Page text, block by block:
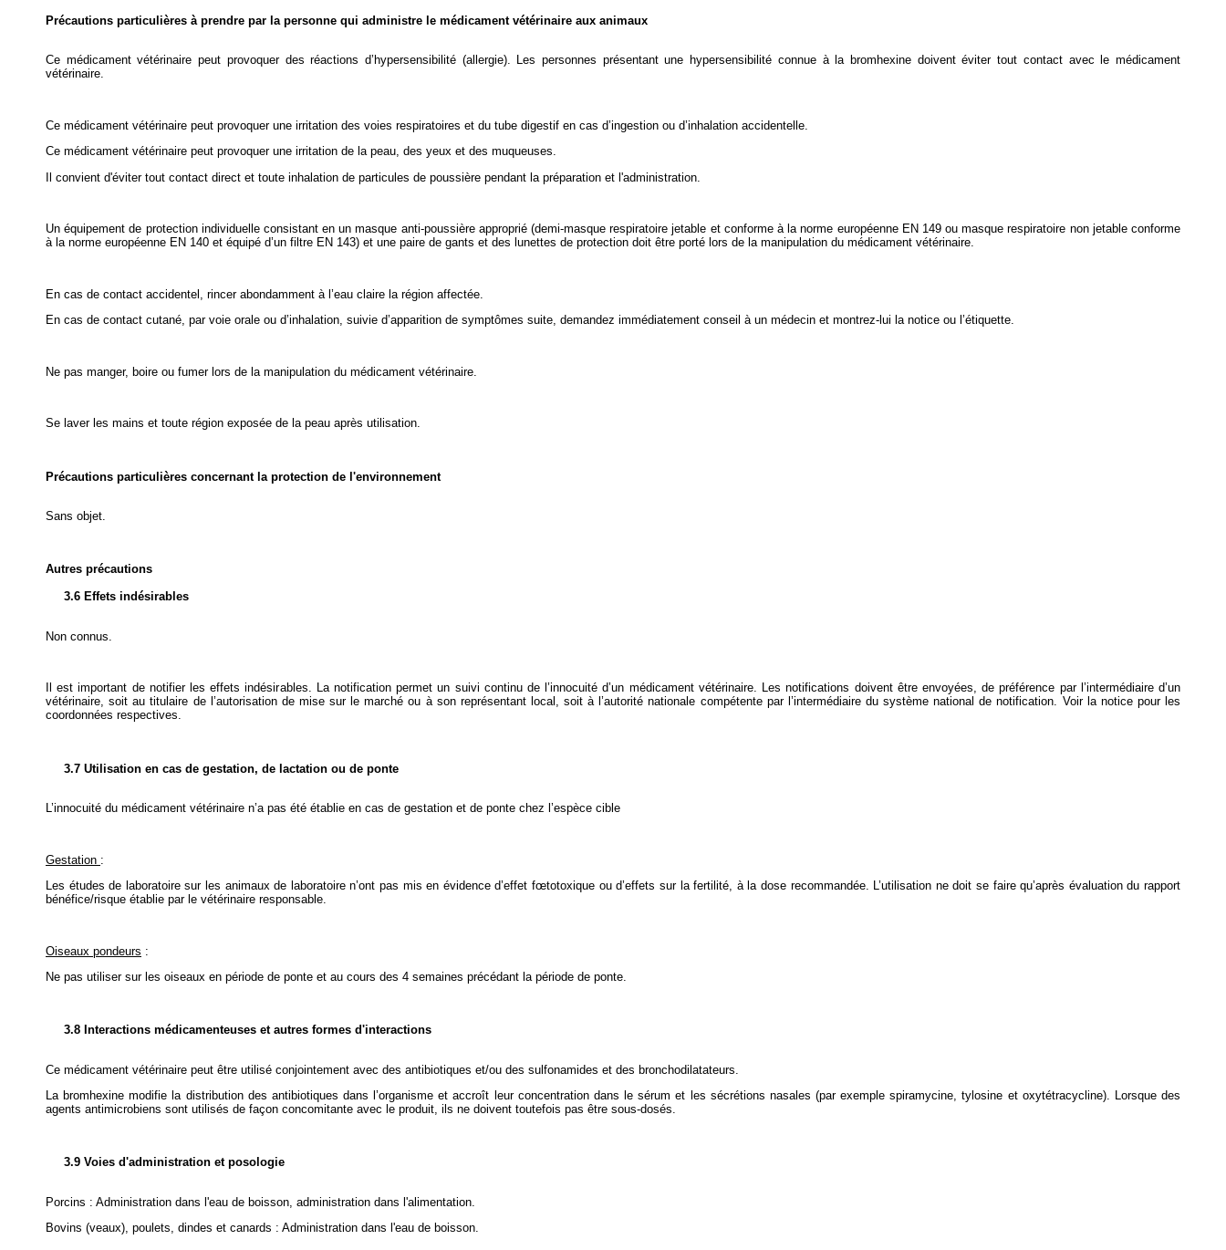
Précautions particulières à prendre par la personne qui administre le médicament vétérinaire aux animaux
Ce médicament vétérinaire peut provoquer des réactions d’hypersensibilité (allergie). Les personnes présentant une hypersensibilité connue à la bromhexine doivent éviter tout contact avec le médicament
vétérinaire.
Ce médicament vétérinaire peut provoquer une irritation des voies respiratoires et du tube digestif en cas d’ingestion ou d’inhalation accidentelle.
Ce médicament vétérinaire peut provoquer une irritation de la peau, des yeux et des muqueuses.
Il convient d'éviter tout contact direct et toute inhalation de particules de poussière pendant la préparation et l'administration.
Un équipement de protection individuelle consistant en un masque anti-poussière approprié (demi-masque respiratoire jetable et conforme à la norme européenne EN 149 ou masque respiratoire non jetable conforme
à la norme européenne EN 140 et équipé d’un filtre EN 143) et une paire de gants et des lunettes de protection doit être porté lors de la manipulation du médicament vétérinaire.
En cas de contact accidentel, rincer abondamment à l’eau claire la région affectée.
En cas de contact cutané, par voie orale ou d’inhalation, suivie d’apparition de symptômes suite, demandez immédiatement conseil à un médecin et montrez-lui la notice ou l’étiquette.
Ne pas manger, boire ou fumer lors de la manipulation du médicament vétérinaire.
Se laver les mains et toute région exposée de la peau après utilisation.
Précautions particulières concernant la protection de l'environnement
Sans objet.
Autres précautions
3.6 Effets indésirables
Non connus.
Il est important de notifier les effets indésirables. La notification permet un suivi continu de l’innocuité d’un médicament vétérinaire. Les notifications doivent être envoyées, de préférence par l’intermédiaire d’un
vétérinaire, soit au titulaire de l’autorisation de mise sur le marché ou à son représentant local, soit à l’autorité nationale compétente par l’intermédiaire du système national de notification. Voir la notice pour les
coordonnées respectives.
3.7 Utilisation en cas de gestation, de lactation ou de ponte
L’innocuité du médicament vétérinaire n’a pas été établie en cas de gestation et de ponte chez l’espèce cible
Gestation :
Les études de laboratoire sur les animaux de laboratoire n’ont pas mis en évidence d’effet fœtotoxique ou d’effets sur la fertilité, à la dose recommandée. L’utilisation ne doit se faire qu’après évaluation du rapport
bénéfice/risque établie par le vétérinaire responsable.
Oiseaux pondeurs :
Ne pas utiliser sur les oiseaux en période de ponte et au cours des 4 semaines précédant la période de ponte.
3.8 Interactions médicamenteuses et autres formes d'interactions
Ce médicament vétérinaire peut être utilisé conjointement avec des antibiotiques et/ou des sulfonamides et des bronchodilatateurs.
La bromhexine modifie la distribution des antibiotiques dans l’organisme et accroît leur concentration dans le sérum et les sécrétions nasales (par exemple spiramycine, tylosine et oxytétracycline). Lorsque des
agents antimicrobiens sont utilisés de façon concomitante avec le produit, ils ne doivent toutefois pas être sous-dosés.
3.9 Voies d'administration et posologie
Porcins : Administration dans l'eau de boisson, administration dans l'alimentation.
Bovins (veaux), poulets, dindes et canards : Administration dans l'eau de boisson.